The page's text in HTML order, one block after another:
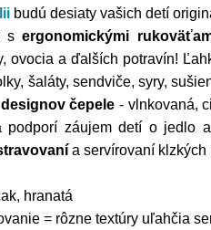
budú desiaty vašich detí
sergonomickými
ovocia a ďalších potravín!
šaláty, sendviče, syry,
čepele - vlnkovaná,
podporí záujem detí o jedlo
a servírovaní klzkých
hranatá
= rôzne textúry uľahčia